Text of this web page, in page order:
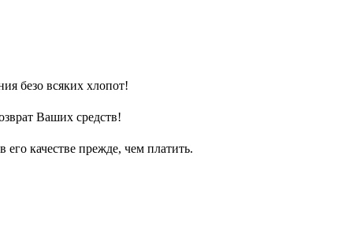
безо всяких хлопот!
Ваших средств!
качестве прежде, чем платить.